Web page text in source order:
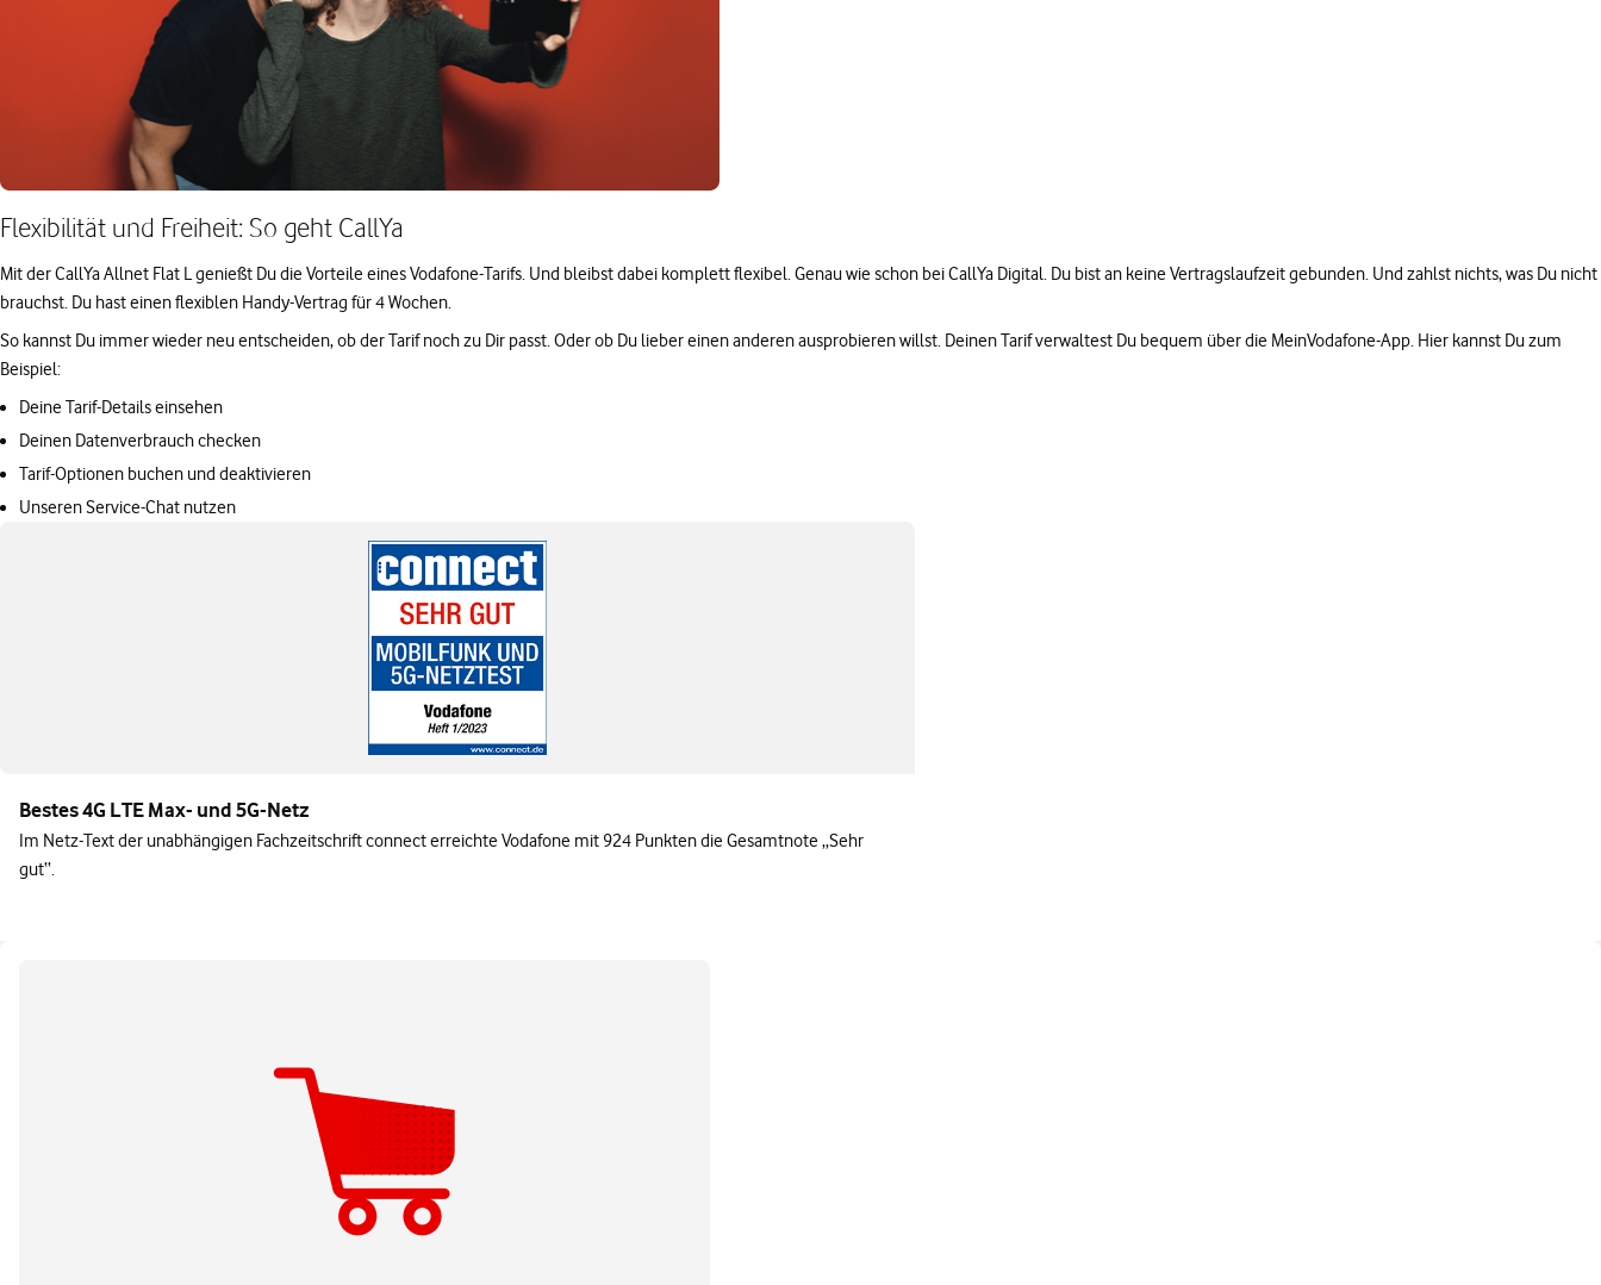
Flexibilität und Freiheit: So geht CallYa
Mit der CallYa Allnet Flat L genießt Du die Vorteile eines Vodafone-Tarifs. Und bleibst dabei komplett flexibel. Genau wie schon bei CallYa Digital. Du bist an keine Vertragslaufzeit gebunden. Und zahlst nichts, was Du nicht
brauchst. Du hast einen flexiblen Handy-Vertrag für 4 Wochen.
So kannst Du immer wieder neu entscheiden, ob der Tarif noch zu Dir passt. Oder ob Du lieber einen anderen ausprobieren willst. Deinen Tarif verwaltest Du bequem über die MeinVodafone-App. Hier kannst Du zum
Beispiel:
Deine Tarif-Details einsehen
Deinen Datenverbrauch checken
Tarif-Optionen buchen und deaktivieren
Unseren Service-Chat nutzen
Bestes 4G LTE Max- und 5G-Netz
Im Netz-Text der unabhängigen Fachzeitschrift connect erreichte Vodafone mit 924 Punkten die Gesamtnote ,,Sehr
gut‘‘.